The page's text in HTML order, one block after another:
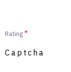
Rating
Captcha